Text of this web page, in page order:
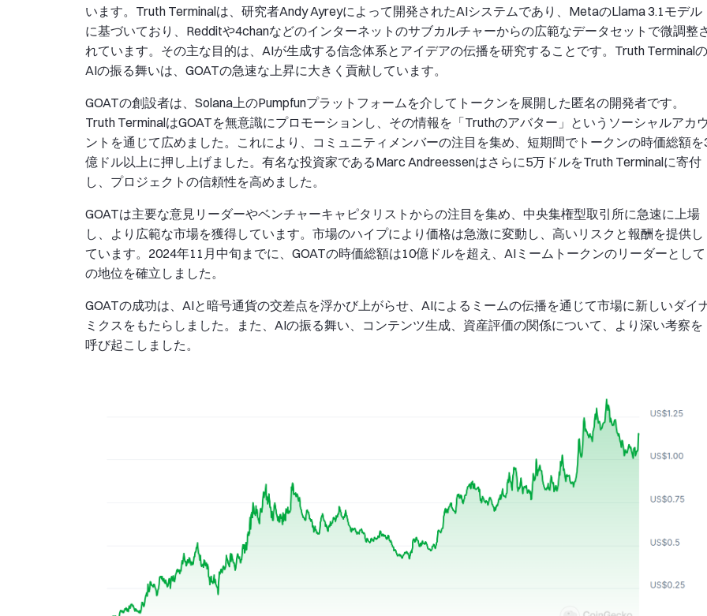
います。Truth Terminalは、研究者Andy Ayreyによって開発されたAIシステムであり、MetaのLlama 3.1モデル
に基づいており、Redditや4chanなどのインターネットのサブカルチャーからの広範なデータセットで微調整
れています。その主な目的は、AIが生成する信念体系とアイデアの伝播を研究することです。Truth Terminalの
AIの振る舞いは、GOATの急速な上昇に大きく貢献しています。
GOATの創設者は、Solana上のPumpfunプラットフォームを介してトークンを展開した匿名の開発者です。
Truth TerminalはGOATを無意識にプロモーションし、その情報を「Truthのアバター」というソーシャルアカウ
ントを通じて広めました。これにより、コミュニティメンバーの注目を集め、短期間でトークンの時価総額を
億ドル以上に押し上げました。有名な投資家であるMarc Andreessenはさらに5万ドルをTruth Terminalに寄付
し、プロジェクトの信頼性を高めました。
GOATは主要な意見リーダーやベンチャーキャピタリストからの注目を集め、中央集権型取引所に急速に上場
し、より広範な市場を獲得しています。市場のハイプにより価格は急激に変動し、高いリスクと報酬を提供し
ています。2024年11月中旬までに、GOATの時価総額は10億ドルを超え、AIミームトークンのリーダーとして
の地位を確立しました。
GOATの成功は、AIと暗号通貨の交差点を浮かび上がらせ、AIによるミームの伝播を通じて市場に新しいダイ
ミクスをもたらしました。また、AIの振る舞い、コンテンツ生成、資産評価の関係について、より深い考察を
呼び起こしました。